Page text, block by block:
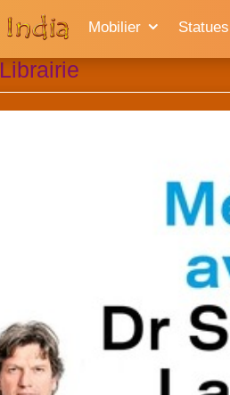
Mobilier Statues
Librairie